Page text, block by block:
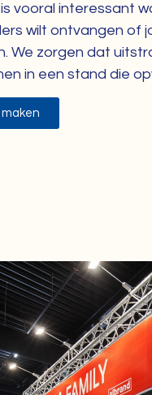
vooral interessant
wilt ontvangen of
We zorgen dat
in een stand die